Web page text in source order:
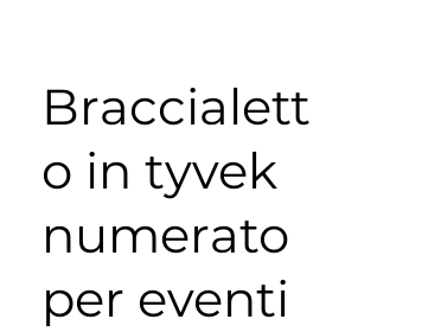
Braccialett
o in tyvek
numerato
per eventi